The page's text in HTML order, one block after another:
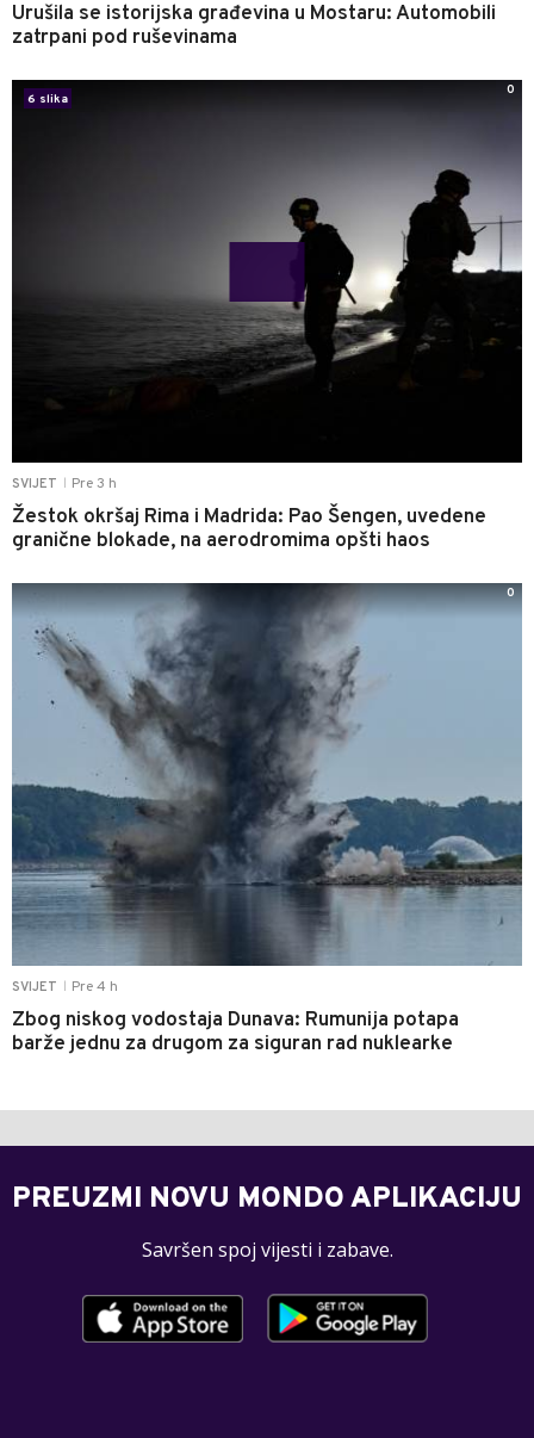
Urušila se istorijska građevina u Mostaru: Automobili
zatrpani pod ruševinama
SVIJET Pre 3 h
Žestok okršaj Rima i Madrida: Pao Šengen, uvedene
granične blokade, na aerodromima opšti haos
6 slika
0
SVIJET Pre 4 h
Zbog niskog vodostaja Dunava: Rumunija potapa
barže jednu za drugom za siguran rad nuklearke
0
PREUZMI NOVU MONDO APLIKACIJU
Savršen spoj vijesti i zabave.